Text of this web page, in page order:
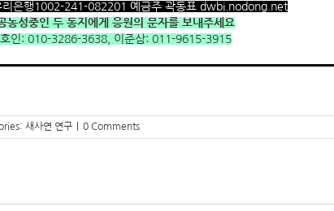
리은행1002-241-082201 예금주 곽동표 dwbi.nodong.net
농성중인 두 동지에게 응원의 문자를 보내주세요
인: 010-3286-3638, 이준삼: 011-9615-3915
새사연 연구 0 Comments